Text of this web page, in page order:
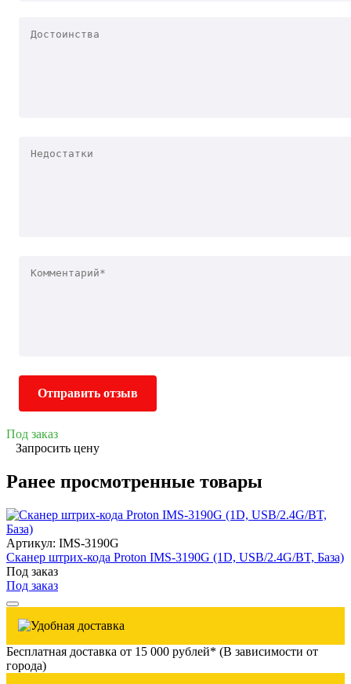
Отправить отзыв
Под заказ
Запросить цену
Ранее просмотренные товары
Артикул: IMS-3190G
Сканер штрих-кода Proton IMS-3190G (1D, USB/2.4G/BT, База)
Под заказ
Под заказ
Бесплатная доставка от 15 000 рублей* (В зависимости от
города)